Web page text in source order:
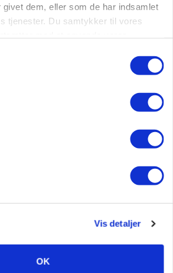
givet dem, eller som de har indsamlet
tjenester. Du samtykker til vores
Vis detaljer
OK
skal løfte midtjysk
vestjysk producent
ny medejer